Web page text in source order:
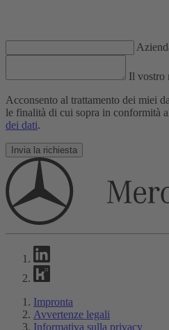
Il vostro
Acconsento al trattamento dei miei
le finalità di cui sopra in conformità
dei dati.
Invia la richiesta
Impronta
Avvertenze legali
Informativa sulla privacy